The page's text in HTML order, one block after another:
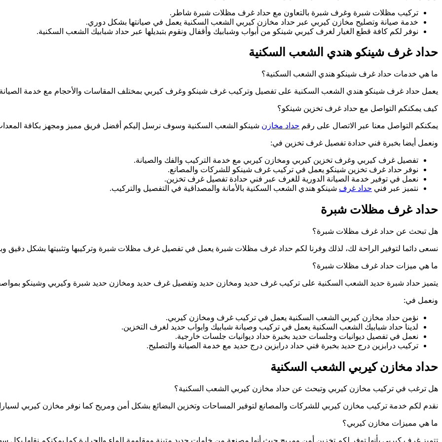
تركيب مظلات شبرة وغرف شبرة بالتعاون مع حداد غرف مظلات شبرة شاطر.
خدمة صيانة وتصليح مخازن كيربي عبر حداد مخازن كيربي الشعب السكنية يعمل في صيانتها بشكل دوري.
نوفر لكم كافة قطع الغيار لغرف كيربي شينكو من أبواب وشبابيك وأقفال ونقوم بتبديلها عبر حداد شبابيك الشعب السكنية.
حداد غرف شينكو هندي الشعب السكنية
ما هي خدمات حداد غرف شينكو هندي الشعب السكنية؟
يعمل حداد غرف شينكو هندي الشعب السكنية على تفصيل وتركيب غرف شينكو وغرف كيربي بمختلف المقاسات والأحجام مع خدمة الصيانة
كيف يمكنكم التواصل مع حداد غرف تخزين شينكو؟
يمكنكم التواصل معنا عبر الاتصال على رقم حداد مخازن شينكو الشعب السكنية وسوف نرسل إليكم أفضل فريق مميز ومجهز بكافة
ونعمل أيضا بخبرة فني حدادة تفصيل غرف تخزين في:
تفصيل غرف كيربي وغرف تخزين كيربي ومخازن كيربي مع خدمة التركيب والفك والصيانة.
نوفر حداد غرف تخزين شينكو يعمل في تركيب غرف شينكو للشركات والمصانع.
نعمل في توفير خدمة الصيانة الدورية للغرف عبر فني حدادة تفصيل غرف تخزين.
نتميز عبر فني حداد غرف شينكو هندي الشعب السكنية بالأمانة والمصداقية في التفصيل والتركيب.
حداد غرف مظلات شبرة
هل تبحث عن حداد غرف مظلات شبرة؟
نسعى دائما لتوفير الراحة لك، لذلك وفرنا لكم حداد غرف مظلات شبرة يعمل في تفصيل غرف مظلات شبرة وتركيبها وتثبيتها بشكل دقيق
ما هي ميزات حداد غرف مظلات شبرة؟
يتميز حداد شبرة حديد الشعب السكنية على تركيب غرف حديد ومخازن حديد وتفصيل غرف حديد ومخازن حديد شبرة وكيربي وشينكو
ونعمل في:
نؤمن حداد مخازن كيربي الشعب السكنية يعمل في تركيب غرف ومخازن كيربي.
لدينا حداد شبابيك الشعب السكنية يعمل في تركيب وصيانة شبابيك وابواب حديد لغرف التخزين.
نعمل في تفصيل ديوانيات وجلسات حديد بخبرة حداد ديوانيات جلسات خارجية.
تركيب درابزين درج حديد بخبرة فني حداد درابزين درج حديد مع خدمة الصيانة والتصليح.
حداد مخازن كيربي الشعب السكنية
هل ترغب في تركيب مخازن كيربي وتبحث عن حداد مخازن كيربي الشعب السكنية؟
نقدم لكم خدمة تركيب مخازن كيربي للشركات والمصانع لتوفير المساحات وتخزين البضائع بشكل أمن ومريح كما نوفر مخازن كيربي
ما هي مميزات مخازن كيربي؟
تتميز غرف كيربي بأنها توفر لكم تخزين أمن ومريح حيث أنها مصنعة من خامات حديد متينة ومقاومة للماء والحرارة كما يمكنكم نقلها بكل